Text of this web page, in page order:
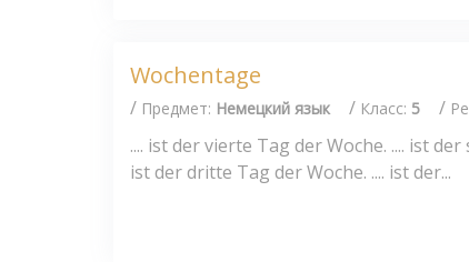
Wochentage
/ Предмет: Немецкий язык / Класс: 5 /
.... ist der vierte Tag der Woche. .... ist
ist der dritte Tag der Woche. .... ist der...